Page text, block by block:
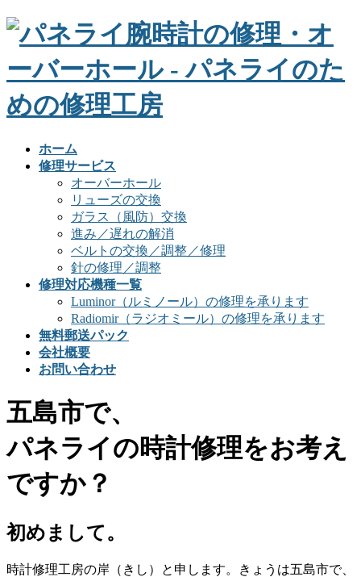
ホーム
修理サービス
オーバーホール
リューズの交換
ガラス（風防）交換
進み／遅れの解消
ベルトの交換／調整／修理
針の修理／調整
修理対応機種一覧
Luminor（ルミノール）の修理を承ります
Radiomir（ラジオミール）の修理を承ります
無料郵送パック
会社概要
お問い合わせ
五島市で、
パネライの時計修理をお考え
ですか？
初めまして。
時計修理工房の岸（きし）と申します。きょうは五島市で、